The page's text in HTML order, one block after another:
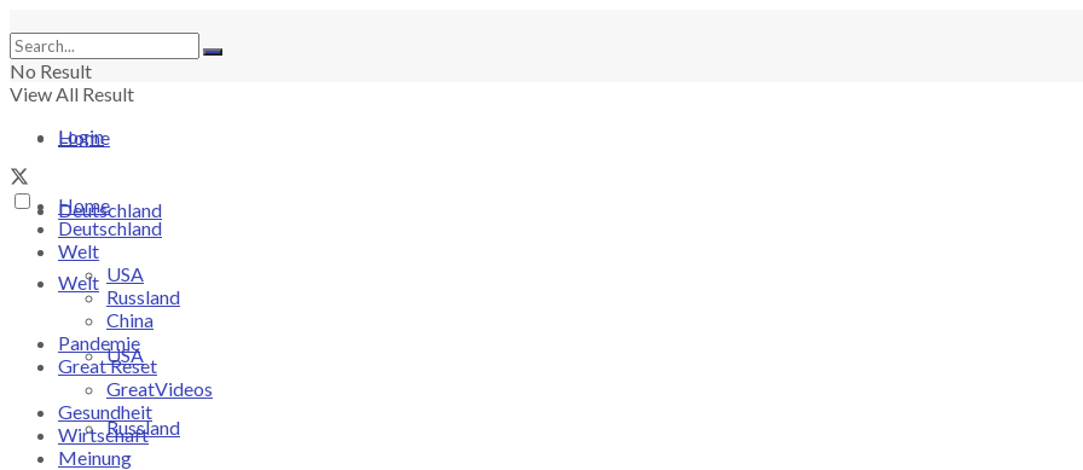
No Result
View All Result
Login
Home
Deutschland
Welt
USA
Russland
Home
Deutschland
Welt
USA
Russland
China
Pandemie
Great Reset
GreatVideos
Gesundheit
Wirtschaft
Meinung